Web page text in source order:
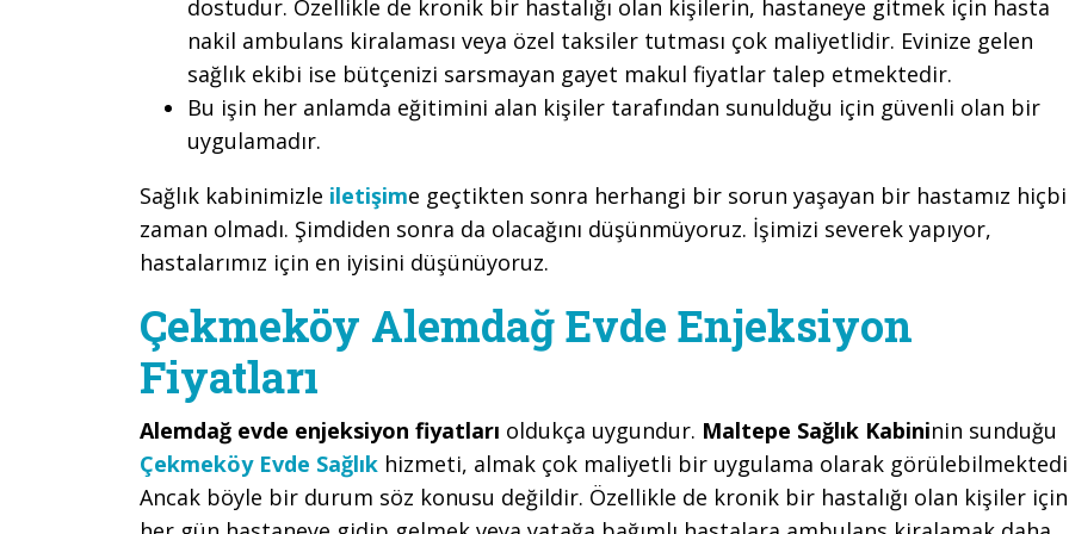
dostudur. Özellikle de kronik bir hastalığı olan kişilerin, hastaneye gitmek için hasta
nakil ambulans kiralaması veya özel taksiler tutması çok maliyetlidir. Evinize gelen
sağlık ekibi ise bütçenizi sarsmayan gayet makul fiyatlar talep etmektedir.
Bu işin her anlamda eğitimini alan kişiler tarafından sunulduğu için güvenli olan bir
uygulamadır.
Sağlık kabinimizle iletişime geçtikten sonra herhangi bir sorun yaşayan bir hastamız
zaman olmadı. Şimdiden sonra da olacağını düşünmüyoruz. İşimizi severek yapıyor,
hastalarımız için en iyisini düşünüyoruz.
Çekmeköy Alemdağ Evde Enjeksiyon
Fiyatları
Alemdağ evde enjeksiyon fiyatları oldukça uygundur. Maltepe Sağlık Kabininin sunduğu
Çekmeköy Evde Sağlık hizmeti, almak çok maliyetli bir uygulama olarak
Ancak böyle bir durum söz konusu değildir. Özellikle de kronik bir hastalığı olan kişiler için